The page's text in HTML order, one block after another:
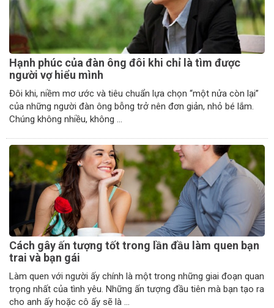
Hạnh phúc của đàn ông đôi khi chỉ là tìm được
người vợ hiểu mình
Đôi khi, niềm mơ ước và tiêu chuẩn lựa chọn “một nửa còn lại”
của những người đàn ông bỗng trở nên đơn giản, nhỏ bé lắm.
Chúng không nhiều, không ...
Cách gây ấn tượng tốt trong lần đầu làm quen bạn
trai và bạn gái
Làm quen với người ấy chính là một trong những giai đoạn quan
trọng nhất của tình yêu. Những ấn tượng đầu tiên mà bạn tạo ra
cho anh ấy hoặc cô ấy sẽ là ...